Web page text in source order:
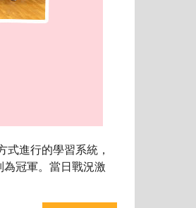
進行的學習系統，
冠軍。當日戰況激